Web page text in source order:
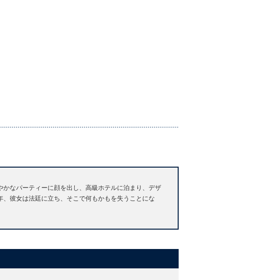
なパーティーに顔を出し、高級ホテルに泊まり、デザ
彼女は法廷に立ち、そこで何もかもを失うことにな